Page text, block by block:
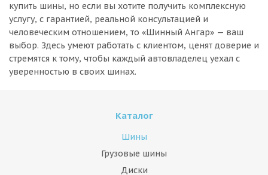
купить шины, но если вы хотите получить комплексную
услугу, с гарантией, реальной консультацией и
человеческим отношением, то «Шинный Ангар» — ваш
выбор. Здесь умеют работать с клиентом, ценят доверие и
стремятся к тому, чтобы каждый автовладелец уехал с
уверенностью в своих шинах.
Каталог
Шины
Грузовые шины
Диски